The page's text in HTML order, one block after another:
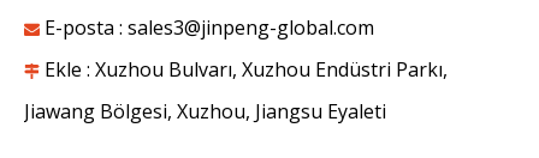
İpek Yolunda Yeni Yolculuk | JP Group 9. Çin-Avrasya Fuarı'nda Tanıtıldı
Haziran ayında Tianshan Dağları'nın altında tatlı
 E-posta : sales3@jinpeng-global.com
 Ekle : Xuzhou Bulvarı, Xuzhou Endüstri Parkı,
Jiawang Bölgesi, Xuzhou, Jiangsu Eyaleti